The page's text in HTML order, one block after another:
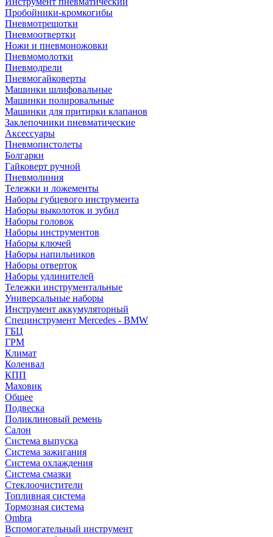
Пробойники-кромкогибы
Пневмотрещотки
Пневмоотвертки
Ножи и пневмоножовки
Пневмомолотки
Пневмодрели
Пневмогайковерты
Машинки шлифовальные
Машинки полировальные
Машинки для притирки клапанов
Заклепочники пневматические
Аксессуары
Пневмопистолеты
Болгарки
Гайковерт ручной
Пневмолиния
Тележки и ложементы
Наборы губцевого инструмента
Наборы выколоток и зубил
Наборы головок
Наборы инструментов
Наборы ключей
Наборы напильников
Наборы отверток
Наборы удлинителей
Тележки инструментальные
Универсальные наборы
Инструмент аккумуляторный
Специнструмент Mercedes - BMW
ГБЦ
ГРМ
Климат
Коленвал
КПП
Маховик
Общее
Подвеска
Поликлиновый ремень
Салон
Система выпуска
Система зажигания
Система охлаждения
Система смазки
Стеклоочистители
Топливная система
Тормозная система
Ombra
Вспомогательный инструмент